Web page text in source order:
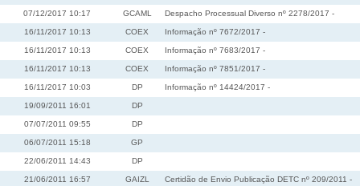
07/12/2017 10:17 GCAML Despacho Processual Diverso nº 2278/2017 -
16/11/2017 10:13 COEX Informação nº 7672/2017 -
16/11/2017 10:13 COEX Informação nº 7683/2017 -
16/11/2017 10:13 COEX Informação nº 7851/2017 -
16/11/2017 10:03 DP Informação nº 14424/2017 -
19/09/2011 16:01 DP
07/07/2011 09:55 DP
06/07/2011 15:18 GP
22/06/2011 14:43 DP
21/06/2011 16:57 GAIZL Certidão de Envio Publicação DETC nº 209/2011 -